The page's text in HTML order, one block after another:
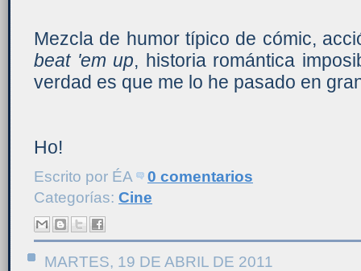
Mezcla de humor típico de cómic,
beat 'em up, historia romántica
verdad es que me lo he pasado en
Ho!
Escrito por ÉA
0 comentarios
Categorías: Cine
MARTES, 19 DE ABRIL DE 2011